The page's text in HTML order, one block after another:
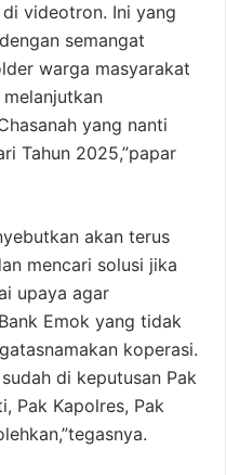
videotron. Ini yang
semangat
warga masyarakat
yang nanti
Tahun 2025,”papar
akan terus
mencari solusi jika
upaya agar
Emok yang tidak
koperasi.
di keputusan Pak
Pak Kapolres, Pak